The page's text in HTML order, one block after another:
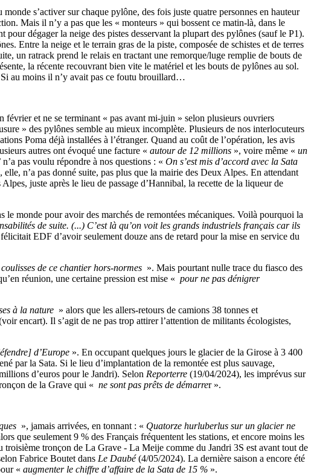
s’activer sur chaque pylône, des fois juste quatre personnes en hauteur
Mais il n’y a pas que les « monteurs » qui bossent ce matin-là, dans le
pour dégager la neige des pistes desservant la plupart des pylônes (sauf le P1).
Entre la neige et le terrain gras de la piste, composée de schistes et de terres
un ratrack prend le relais en tractant une remorque/luge remplie de bouts de
la récente recouvrant bien vite le matériel et les bouts de pylônes au sol.
Si au moins il n’y avait pas ce foutu brouillard…
et ne se terminant « pas avant mi-juin » selon plusieurs ouvriers
» des pylônes semble au mieux incomplète. Plusieurs de nos interlocuteurs
Poma déjà installées à l’étranger. Quand au coût de l’opération, les avis
autres ont évoqué une facture « autour de 12 millions », voire même « un
pas voulu répondre à nos questions : « On s’est mis d’accord avec la Sata
elle, n’a pas donné suite, pas plus que la mairie des Deux Alpes. En attendant
juste après le lieu de passage d’Hannibal, la recette de la liqueur de
monde pour avoir des marchés de remontées mécaniques. Voilà pourquoi la
de suite. (...) C’est là qu’on voit les grands industriels français car ils
EDF d’avoir seulement douze ans de retard pour la mise en service du
de ce chantier hors-normes ». Mais pourtant nulle trace du fiasco des
réunion, une certaine pression est mise « pour ne pas dénigrer
à la nature » alors que les allers-retours de camions 38 tonnes et
encart). Il s’agit de ne pas trop attirer l’attention de militants écologistes,
d’Europe ». En occupant quelques jours le glacier de la Girose à 3 400
par la Sata. Si le lieu d’implantation de la remontée est plus sauvage,
d’euros pour le Jandri). Selon Reporterre (19/04/2024), les imprévus sur
de la Grave qui « ne sont pas prêts de démarrer ».
», jamais arrivées, en tonnant : « Quatorze hurluberlus sur un glacier ne
que seulement 9 % des Français fréquentent les stations, et encore moins les
tronçon de La Grave - La Meije comme du Jandri 3S est avant tout de
Fabrice Boutet dans Le Daubé(4/05/2024). La dernière saison a encore été
« augmenter le chiffre d’affaire de la Sata de 15 % ».